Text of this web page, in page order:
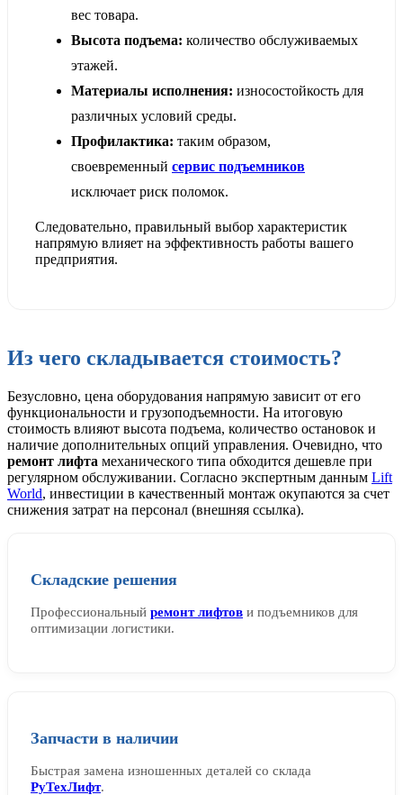
вес товара.
Высота подъема: количество обслуживаемых
этажей.
Материалы исполнения: износостойкость для
различных условий среды.
Профилактика: таким образом,
своевременный сервис подъемников
исключает риск поломок.
Следовательно, правильный выбор характеристик
напрямую влияет на эффективность работы вашего
предприятия.
Из чего складывается стоимость?
Безусловно, цена оборудования напрямую зависит от его
функциональности и грузоподъемности. На итоговую
стоимость влияют высота подъема, количество остановок и
наличие дополнительных опций управления. Очевидно, что
ремонт лифта механического типа обходится дешевле при
регулярном обслуживании. Согласно экспертным данным Lift
World, инвестиции в качественный монтаж окупаются за счет
снижения затрат на персонал (внешняя ссылка).
Складские решения
Профессиональный ремонт лифтов и подъемников для
оптимизации логистики.
Запчасти в наличии
Быстрая замена изношенных деталей со склада
РуТехЛифт.